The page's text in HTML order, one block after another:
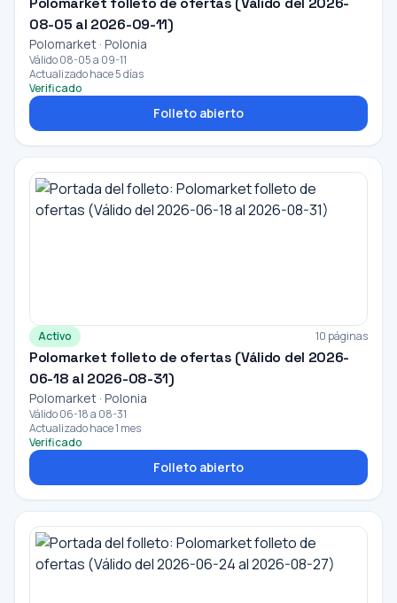
08-05 al 2026-09-11)
Polomarket · Polonia
Válido 08-05 a 09-11
Actualizado hace 5 días
Verificado
Folleto abierto
Activo 10 páginas
Polomarket folleto de ofertas (Válido del 2026-
06-18 al 2026-08-31)
Polomarket · Polonia
Válido 06-18 a 08-31
Actualizado hace 1 mes
Verificado
Folleto abierto